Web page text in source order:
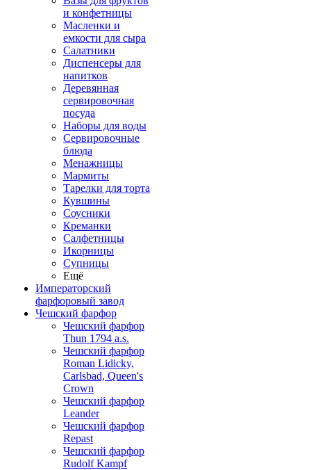
и конфетницы
Масленки и
емкости для сыра
Салатники
Диспенсеры для
напитков
Деревянная
сервировочная
посуда
Наборы для воды
Сервировочные
блюда
Менажницы
Мармиты
Тарелки для торта
Кувшины
Соусники
Креманки
Салфетницы
Икорницы
Супницы
Ещё
Императорский
фарфоровый завод
Чешский фарфор
Чешский фарфор
Thun 1794 a.s.
Чешский фарфор
Roman Lidicky,
Carlsbad, Queen's
Crown
Чешский фарфор
Leander
Чешский фарфор
Repast
Чешский фарфор
Rudolf Kampf